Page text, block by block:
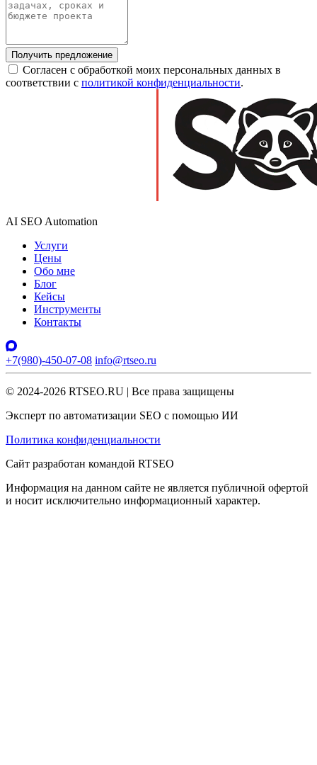
Получить предложение
Согласен с обработкой моих персональных данных в
соответствии с политикой конфиденциальности.
AI SEO Automation
Услуги
Цены
Обо мне
Блог
Кейсы
Инструменты
Контакты
+7(980)-450-07-08 info@rtseo.ru
© 2024-2026 RTSEO.RU | Все права защищены
Эксперт по автоматизации SEO с помощью ИИ
Политика конфиденциальности
Сайт разработан командой RTSEO
Информация на данном сайте не является публичной офертой
и носит исключительно информационный характер.